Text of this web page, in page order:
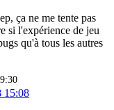
ça ne me tente pas
si l'expérience de jeu
qu'à tous les autres
15:08